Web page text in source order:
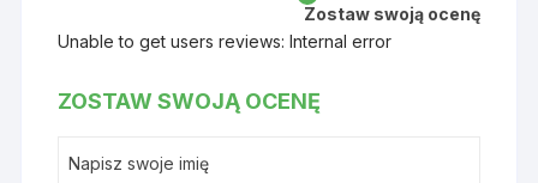
Zostaw swoją ocenę
Unable to get users reviews: Internal error
ZOSTAW SWOJĄ OCENĘ